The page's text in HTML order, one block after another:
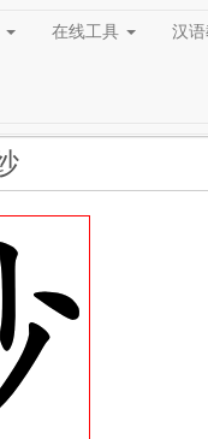
在线工具 汉